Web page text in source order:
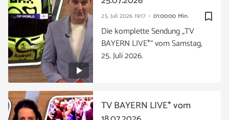
bookmark_border
25. Juli 2026 19:17 01:00:00 Min.
Die komplette Sendung „TV
BAYERN LIVE*“ vom Samstag,
25. Juli 2026.
TV BAYERN LIVE* vom